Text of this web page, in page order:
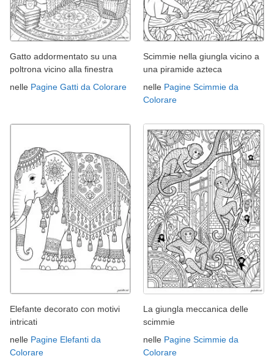
Gatto addormentato su una
poltrona vicino alla finestra
nelle Pagine Gatti da Colorare
Scimmie nella giungla vicino a
una piramide azteca
nelle Pagine Scimmie da
Colorare
Elefante decorato con motivi
intricati
nelle Pagine Elefanti da
Colorare
La giungla meccanica delle
scimmie
nelle Pagine Scimmie da
Colorare